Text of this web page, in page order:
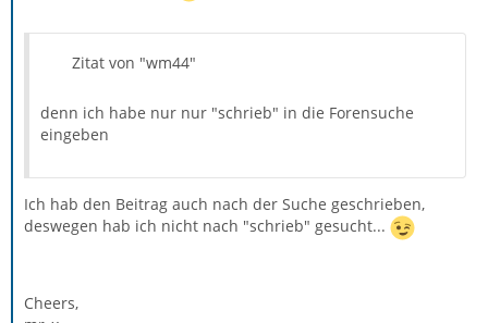
Zitat von "wm44"
denn ich habe nur nur "schrieb" in die Forensuche
eingeben
Ich hab den Beitrag auch nach der Suche geschrieben,
deswegen hab ich nicht nach "schrieb" gesucht...
Cheers,